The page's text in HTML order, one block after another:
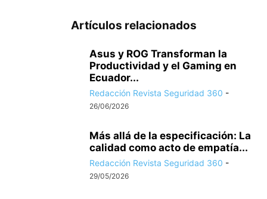
Artículos relacionados
Asus y ROG Transforman la
Productividad y el Gaming en
Ecuador...
Redacción Revista Seguridad 360 -
26/06/2026
Más allá de la especificación: La
calidad como acto de empatía...
Redacción Revista Seguridad 360 -
29/05/2026